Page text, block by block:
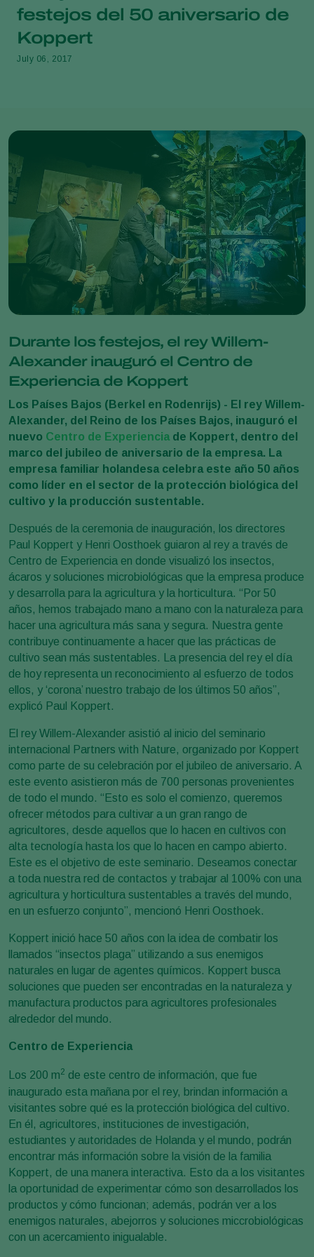
festejos del 50 aniversario de
Koppert
July 06, 2017
Durante los festejos, el rey Willem-
Alexander inauguró el Centro de
Experiencia de Koppert
Los Países Bajos (Berkel en Rodenrijs) - El rey Willem-
Alexander, del Reino de los Países Bajos, inauguró el
nuevo Centro de Experiencia de Koppert, dentro del
marco del jubileo de aniversario de la empresa. La
empresa familiar holandesa celebra este año 50 años
como líder en el sector de la protección biológica del
cultivo y la producción sustentable.
Después de la ceremonia de inauguración, los directores
Paul Koppert y Henri Oosthoek guiaron al rey a través de
Centro de Experiencia en donde visualizó los insectos,
ácaros y soluciones microbiológicas que la empresa produce
y desarrolla para la agricultura y la horticultura. “Por 50
años, hemos trabajado mano a mano con la naturaleza para
hacer una agricultura más sana y segura. Nuestra gente
contribuye continuamente a hacer que las prácticas de
cultivo sean más sustentables. La presencia del rey el día
de hoy representa un reconocimiento al esfuerzo de todos
ellos, y ‘corona’ nuestro trabajo de los últimos 50 años”,
explicó Paul Koppert.
El rey Willem-Alexander asistió al inicio del seminario
internacional Partners with Nature, organizado por Koppert
como parte de su celebración por el jubileo de aniversario. A
este evento asistieron más de 700 personas provenientes
de todo el mundo. “Esto es solo el comienzo, queremos
ofrecer métodos para cultivar a un gran rango de
agricultores, desde aquellos que lo hacen en cultivos con
alta tecnología hasta los que lo hacen en campo abierto.
Este es el objetivo de este seminario. Deseamos conectar
a toda nuestra red de contactos y trabajar al 100% con una
agricultura y horticultura sustentables a través del mundo,
en un esfuerzo conjunto”, mencionó Henri Oosthoek.
Koppert inició hace 50 años con la idea de combatir los
llamados “insectos plaga” utilizando a sus enemigos
naturales en lugar de agentes químicos. Koppert busca
soluciones que pueden ser encontradas en la naturaleza y
manufactura productos para agricultores profesionales
alrededor del mundo.
Centro de Experiencia
Los 200 m2 de este centro de información, que fue
inaugurado esta mañana por el rey, brindan información a
visitantes sobre qué es la protección biológica del cultivo.
En él, agricultores, instituciones de investigación,
estudiantes y autoridades de Holanda y el mundo, podrán
encontrar más información sobre la visión de la familia
Koppert, de una manera interactiva. Esto da a los visitantes
la oportunidad de experimentar cómo son desarrollados los
productos y cómo funcionan; además, podrán ver a los
enemigos naturales, abejorros y soluciones miccrobiológicas
con un acercamiento inigualable.